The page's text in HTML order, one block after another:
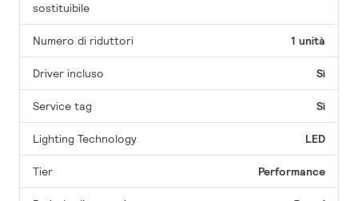
sostituibile
Numero di riduttori 1 unità
Driver incluso Sì
Service tag Sì
Lighting Technology LED
Tier Performance